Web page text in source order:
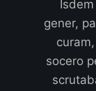
gener,
socero